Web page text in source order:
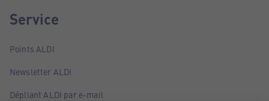
Service
Points ALDI
Newsletter ALDI
Dépliant ALDI par e-mail